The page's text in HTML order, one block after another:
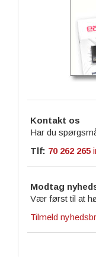
Kontakt os
Har du
Tlf: 70 262 265
Modtag
Vær først til at
Tilmeld